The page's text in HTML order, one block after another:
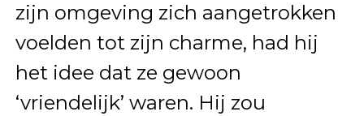
zijn omgeving zich aangetrokken
voelden tot zijn charme, had hij
het idee dat ze gewoon
‘vriendelijk’ waren. Hij zou